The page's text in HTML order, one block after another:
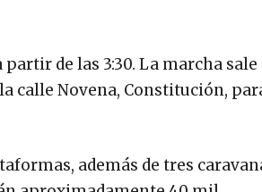
de las 3:30. La marcha sale
calle Novena, Constitución,
además de tres